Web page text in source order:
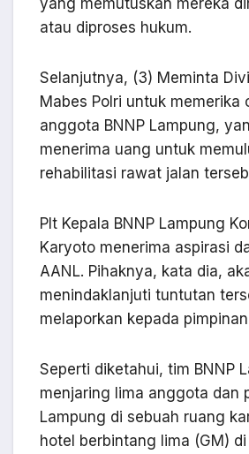
atau diproses hukum.
Selanjutnya, (3) Meminta
Mabes Polri untuk memerika
anggota BNNP Lampung,
menerima uang untuk
rehabilitasi rawat jalan
Plt Kepala BNNP Lampung
Karyoto menerima aspirasi
AANL. Pihaknya, kata dia,
menindaklanjuti tuntutan
melaporkan kepada
Seperti diketahui, tim BNNP
menjaring lima anggota dan
Lampung di sebuah ruang
hotel berbintang lima (GM)